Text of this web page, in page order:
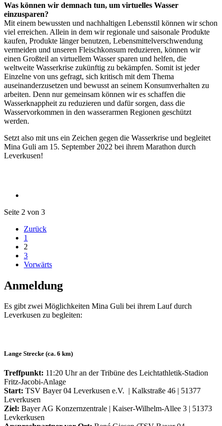
Was können wir demnach tun, um virtuelles Wasser
einzusparen?
Mit einem bewussten und nachhaltigen Lebensstil können wir schon
viel erreichen. Allein in dem wir regionale und saisonale Produkte
kaufen, Produkte länger benutzen, Lebensmittelverschwendung
vermeiden und unseren Fleischkonsum reduzieren, können wir
einen Großteil an virtuellem Wasser sparen und helfen, die
weltweite Wasserkrise zukünftig zu bekämpfen. Somit ist jeder
Einzelne von uns gefragt, sich kritisch mit dem Thema
auseinanderzusetzen und bewusst an seinem Konsumverhalten zu
arbeiten. Denn nur gemeinsam können wir es schaffen die
Wasserknappheit zu reduzieren und dafür sorgen, dass die
Wasservorkommen in den wasserarmen Regionen geschützt
werden.
Setzt also mit uns ein Zeichen gegen die Wasserkrise und begleitet
Mina Guli am 15. September 2022 bei ihrem Marathon durch
Leverkusen!
Seite 2 von 3
Zurück
1
2
3
Vorwärts
Anmeldung
Es gibt zwei Möglichkeiten Mina Guli bei ihrem Lauf durch
Leverkusen zu begleiten:
Lange Strecke (ca. 6 km)
Treffpunkt: 11:20 Uhr an der Tribüne des Leichtathletik-Stadion
Fritz-Jacobi-Anlage
Start: TSV Bayer 04 Leverkusen e.V. | Kalkstraße 46 | 51377
Leverkusen
Ziel: Bayer AG Konzernzentrale | Kaiser-Wilhelm-Allee 3 | 51373
Levkerkusen